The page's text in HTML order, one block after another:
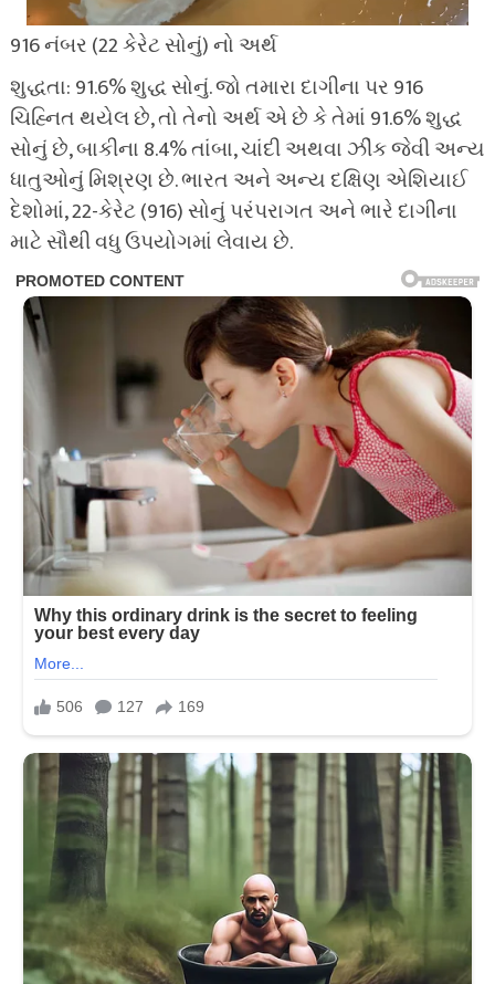
916 નંબર (22 કેરેટ સોનું) નો અર્થ
શુદ્ધતા: 91.6% શુદ્ધ સોનું. જો તમારા દાગીના પર 916
ચિહ્નિત થયેલ છે, તો તેનો અર્થ એ છે કે તેમાં 91.6% શુદ્ધ
સોનું છે, બાકીના 8.4% તાંબા, ચાંદી અથવા ઝીંક જેવી અન્ય
ધાતુઓનું મિશ્રણ છે. ભારત અને અન્ય દક્ષિણ એશિયાઈ
દેશોમાં, 22-કેરેટ (916) સોનું પરંપરાગત અને ભારે દાગીના
માટે સૌથી વધુ ઉપયોગમાં લેવાય છે.